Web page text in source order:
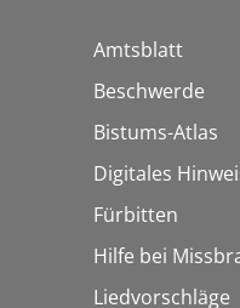
Amtsblatt
Beschwerde
Bistums-Atlas
Digitales
Fürbitten
Hilfe bei
Liedvorschläge